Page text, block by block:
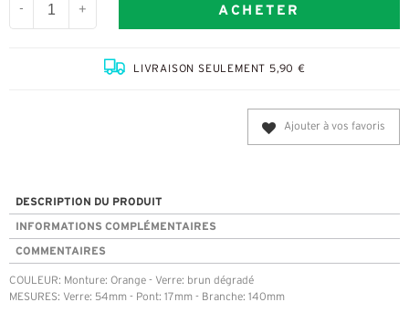
- + ACHETER
LIVRAISON SEULEMENT 5,90 €
Ajouter à vos favoris
DESCRIPTION DU PRODUIT
INFORMATIONS COMPLÉMENTAIRES
COMMENTAIRES
COULEUR: Monture: Orange - Verre: brun dégradé
MESURES: Verre: 54mm - Pont: 17mm - Branche: 140mm